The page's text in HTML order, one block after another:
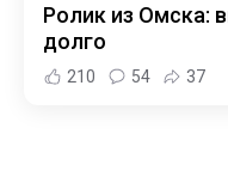
Ролик из Омска:
долго
210 54 37